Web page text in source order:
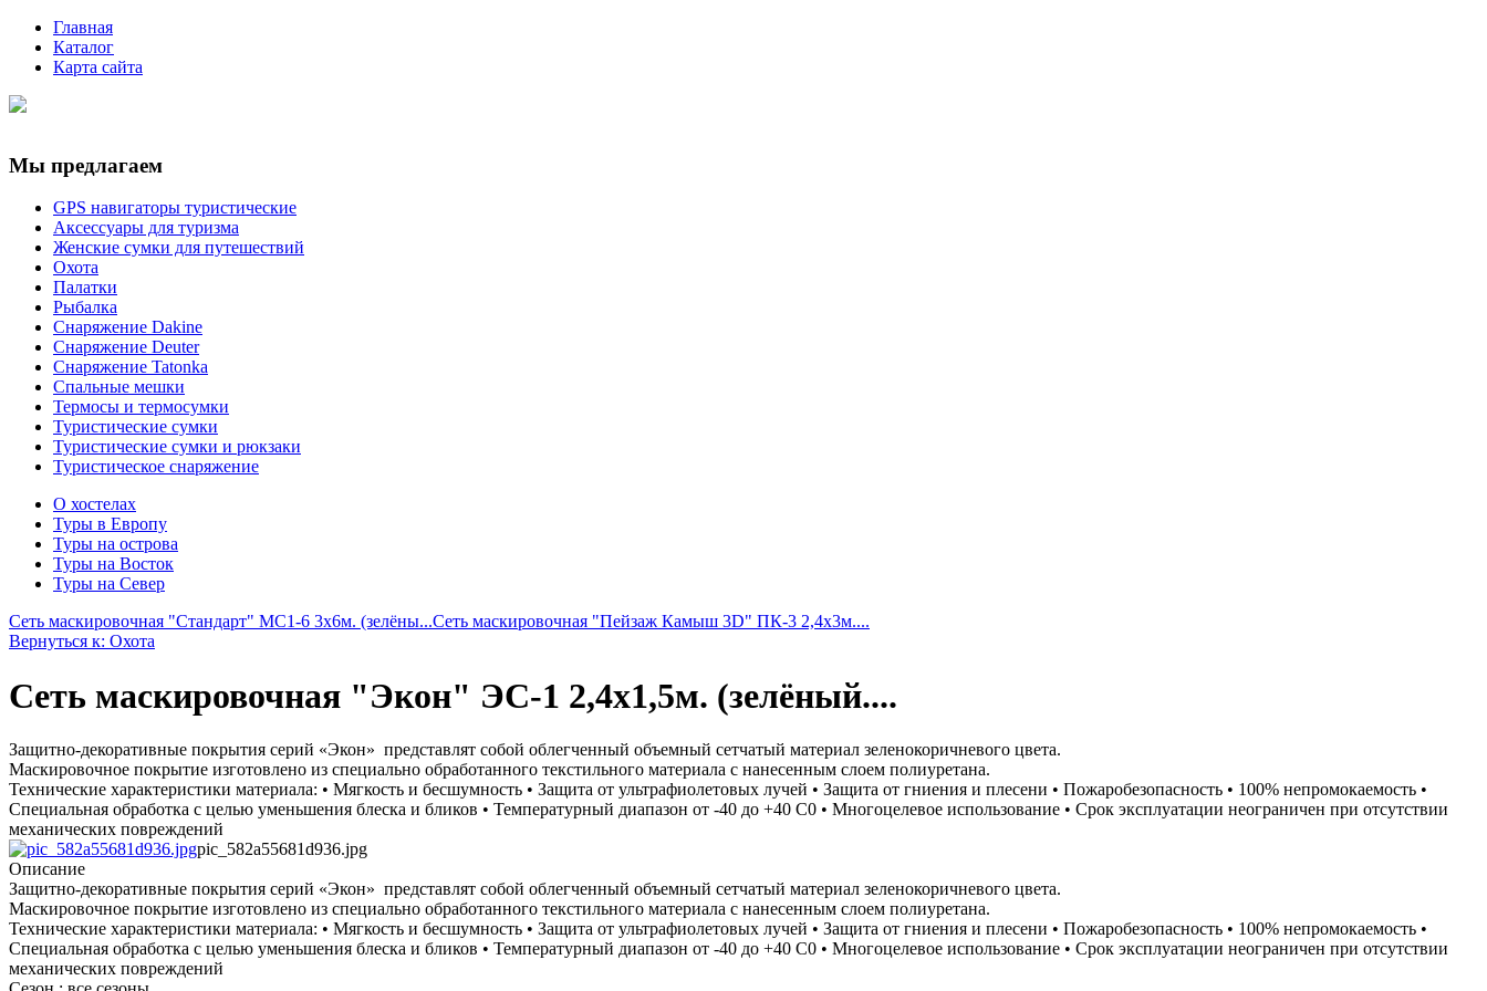
Главная
Каталог
Карта сайта
Мы предлагаем
GPS навигаторы туристические
Аксессуары для туризма
Женские сумки для путешествий
Охота
Палатки
Рыбалка
Снаряжение Dakine
Снаряжение Deuter
Снаряжение Tatonka
Спальные мешки
Термосы и термосумки
Туристические сумки
Туристические сумки и рюкзаки
Туристическое снаряжение
О хостелах
Туры в Европу
Туры на острова
Туры на Восток
Туры на Север
Сеть маскировочная "Стандарт" МС1-6 3х6м. (зелёны...Сеть маскировочная "Пейзаж Камыш 3D" ПК-3 2,4х3м....
Вернуться к: Охота
Сеть маскировочная "Экон" ЭС-1 2,4х1,5м. (зелёный....
Защитно-декоративные покрытия серий «Экон» представлят собой облегченный объемный сетчатый материал зеленокоричневого цвета.
Маскировочное покрытие изготовлено из специально обработанного текстильного материала с нанесенным слоем полиуретана.
Технические характеристики материала: • Мягкость и бесшумность • Защита от ультрафиолетовых лучей • Защита от гниения и плесени • Пожаробезопасность • 100% непромокаемость •
Специальная обработка с целью уменьшения блеска и бликов • Температурный диапазон от -40 до +40 C0 • Многоцелевое использование • Срок эксплуатации неограничен при отсутствии
механических повреждений
pic_582a55681d936.jpg
Описание
Защитно-декоративные покрытия серий «Экон» представлят собой облегченный объемный сетчатый материал зеленокоричневого цвета.
Маскировочное покрытие изготовлено из специально обработанного текстильного материала с нанесенным слоем полиуретана.
Технические характеристики материала: • Мягкость и бесшумность • Защита от ультрафиолетовых лучей • Защита от гниения и плесени • Пожаробезопасность • 100% непромокаемость •
Специальная обработка с целью уменьшения блеска и бликов • Температурный диапазон от -40 до +40 C0 • Многоцелевое использование • Срок эксплуатации неограничен при отсутствии
механических повреждений